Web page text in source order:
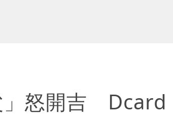
」怒開吉 Dcard